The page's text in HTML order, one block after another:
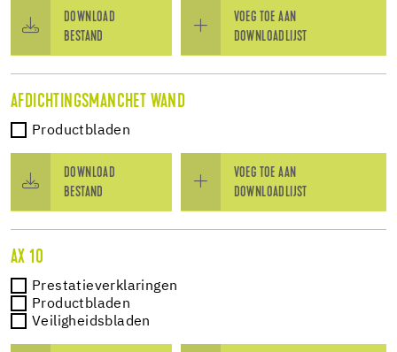
DOWNLOAD
BESTAND
VOEG TOE AAN
DOWNLOADLIJST
AFDICHTINGSMANCHET WAND
Productbladen
DOWNLOAD
BESTAND
VOEG TOE AAN
DOWNLOADLIJST
AX 10
Prestatieverklaringen
Productbladen
Veiligheidsbladen